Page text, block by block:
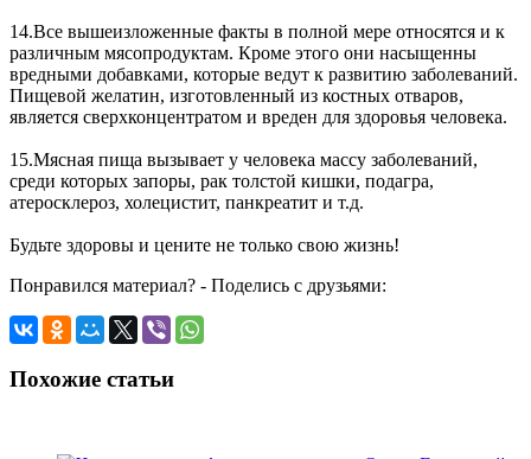
14.Все вышеизложенные факты в полной мере относятся и к
различным мясопродуктам. Кроме этого они насыщенны
вредными добавками, которые ведут к развитию заболеваний.
Пищевой желатин, изготовленный из костных отваров,
является сверхконцентратом и вреден для здоровья человека.
15.Мясная пища вызывает у человека массу заболеваний,
среди которых запоры, рак толстой кишки, подагра,
атеросклероз, холецистит, панкреатит и т.д.
Будьте здоровы и цените не только свою жизнь!
Понравился материал? - Поделись с друзьями:
Похожие статьи